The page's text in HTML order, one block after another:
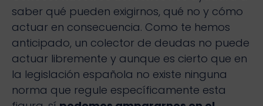
saber qué pueden exigirnos, qué no y cómo
actuar en consecuencia. Como te hemos
anticipado, un colector de deudas no puede
actuar libremente y aunque es cierto que en
la legislación española no existe ninguna
norma que regule específicamente esta